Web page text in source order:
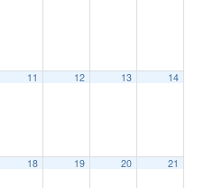
11 12 13 14
18 19 20 21